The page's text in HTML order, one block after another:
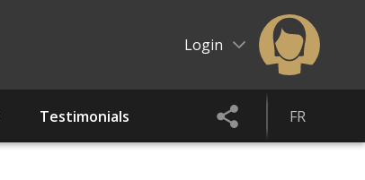
Login
Testimonials FR